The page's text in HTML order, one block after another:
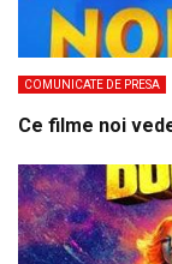
COMUNICATE DE PRESA
Ce filme noi